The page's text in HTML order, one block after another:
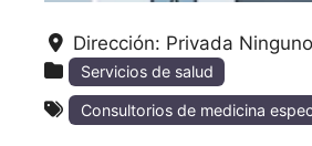
Dirección: Privada
Servicios de salud
Consultorios de medicina